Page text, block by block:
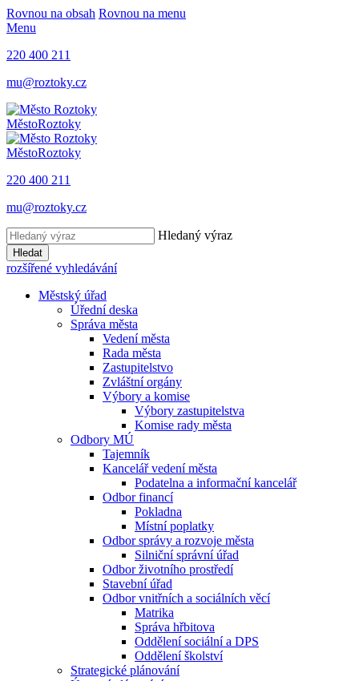
Rovnou na obsah Rovnou na menu
Menu
220 400 211
mu@roztoky.cz
MěstoRoztoky
MěstoRoztoky
220 400 211
mu@roztoky.cz
Hledaný výraz
Hledat
rozšířené vyhledávání
Městský úřad
Úřední deska
Správa města
Vedení města
Rada města
Zastupitelstvo
Zvláštní orgány
Výbory a komise
Výbory zastupitelstva
Komise rady města
Odbory MÚ
Tajemník
Kancelář vedení města
Podatelna a informační kancelář
Odbor financí
Pokladna
Místní poplatky
Odbor správy a rozvoje města
Silniční správní úřad
Odbor životního prostředí
Stavební úřad
Odbor vnitřních a sociálních věcí
Matrika
Správa hřbitova
Oddělení sociální a DPS
Oddělení školství
Strategické plánování